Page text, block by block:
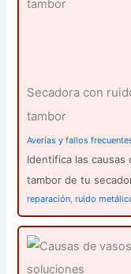
Secadora con
tambor
Averías y fallos
Identifica las
tambor de tu
reparación,ruido